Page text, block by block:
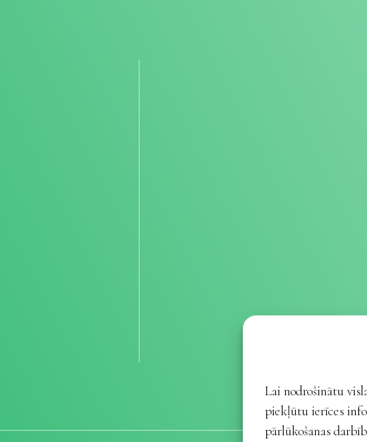
Lai nodrošinātu
piekļūtu ierīces
pārlūkošanas